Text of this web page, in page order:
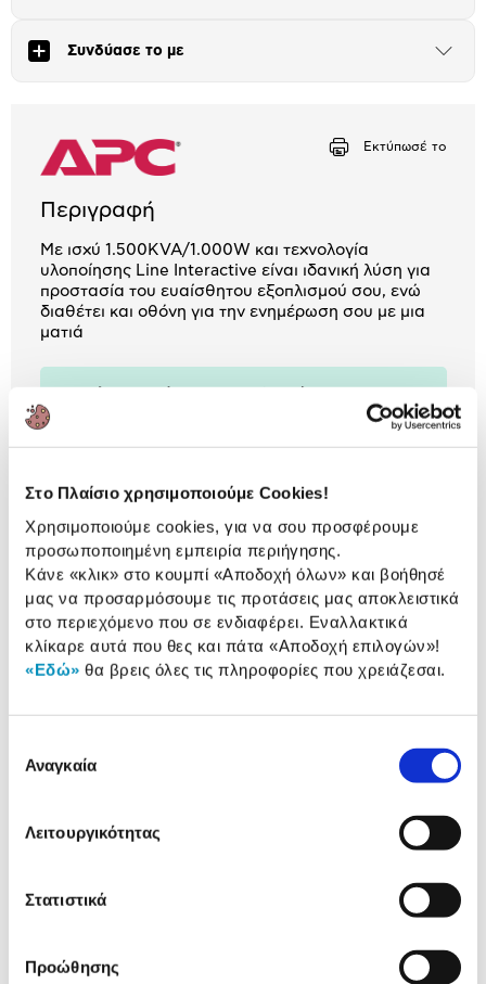
Στο Πλαίσιο χρησιμοποιούμε Cookies!
Χρησιμοποιούμε cookies, για να σου προσφέρουμε
προσωποποιημένη εμπειρία περιήγησης.
Κάνε «κλικ» στο κουμπί «Αποδοχή όλων» και βοήθησέ
μας να προσαρμόσουμε τις προτάσεις μας αποκλειστικά
στο περιεχόμενο που σε ενδιαφέρει. Εναλλακτικά
κλίκαρε αυτά που θες και πάτα «Αποδοχή επιλογών»!
«Εδώ» θα βρεις όλες τις πληροφορίες που χρειάζεσαι.
συγκατάθεσης
Αναγκαία
Λειτουργικότητας
Στατιστικά
Προώθησης
Συνδύασε το με
Άνοιξε
Εκτύπωσέ το
Περιγραφή
Με ισχύ 1.500KVA/1.000W και τεχνολογία
υλοποίησης Line Interactive είναι ιδανική λύση για
προστασία του ευαίσθητου εξοπλισμού σου, ενώ
διαθέτει και οθόνη για την ενημέρωση σου με μια
ματιά
Πληροφορίες
Παρεχόμενη Ισχύς Τροφ.
(Watts):
Αναλυτική
παρουσίαση
Αναλυτική παρουσίαση
Αξιολογήσεις
προϊόν με εσένα!